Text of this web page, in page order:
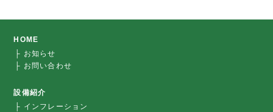
HOME
├ お知らせ
├ お問い合わせ
設備紹介
├ インフレーション